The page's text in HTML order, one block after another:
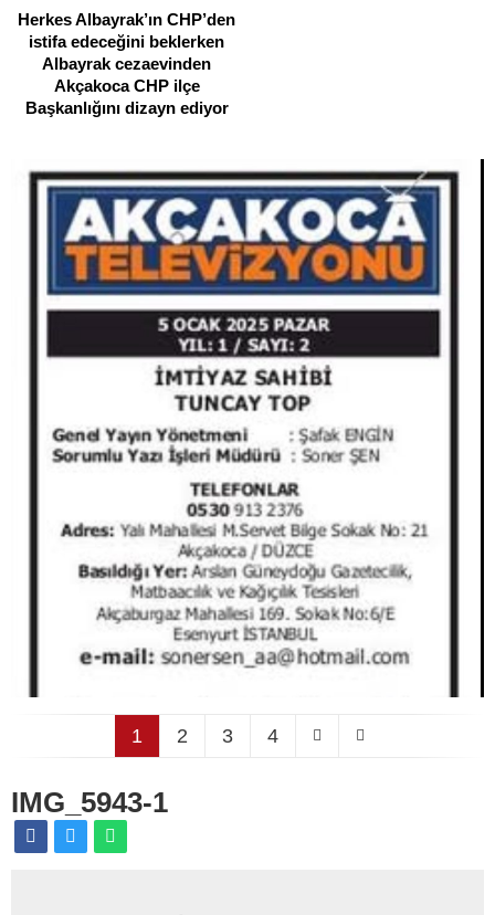
Herkes Albayrak’ın CHP’den
istifa edeceğini beklerken
Albayrak cezaevinden
Akçakoca CHP ilçe
Başkanlığını dizayn ediyor
1 2 3 4
IMG_5943-1